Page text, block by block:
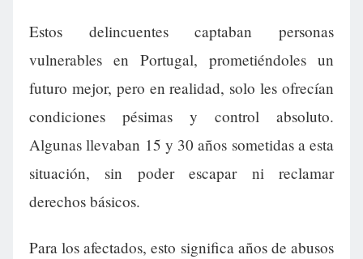
Estos delincuentes captaban personas
vulnerables en Portugal, prometiéndoles un
futuro mejor, pero en realidad, solo les ofrecían
condiciones pésimas y control absoluto.
Algunas llevaban 15 y 30 años sometidas a esta
situación, sin poder escapar ni reclamar
derechos básicos.
Para los afectados, esto significa años de abusos